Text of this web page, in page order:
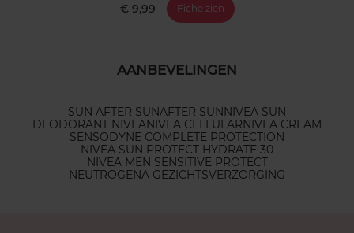
€ 9,99 Fiche zien
AANBEVELINGEN
SUN AFTER SUNAFTER SUNNIVEA SUN
DEODORANT NIVEANIVEA CELLULARNIVEA CREAM
SENSODYNE COMPLETE PROTECTION
NIVEA SUN PROTECT HYDRATE 30
NIVEA MEN SENSITIVE PROTECT
NEUTROGENA GEZICHTSVERZORGING